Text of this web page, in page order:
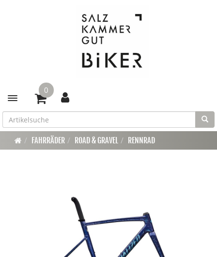
Toggle navigation
0
FAHRRÄDER ROAD & GRAVEL RENNRAD